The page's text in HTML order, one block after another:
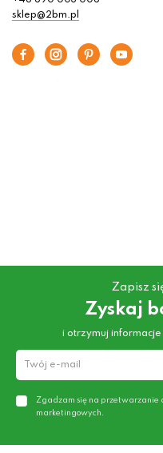
sklep@2bm.pl
Zapisz
Zyskaj
i otrzymuj
Zgadzam się na przetwarzanie
marketingowych.